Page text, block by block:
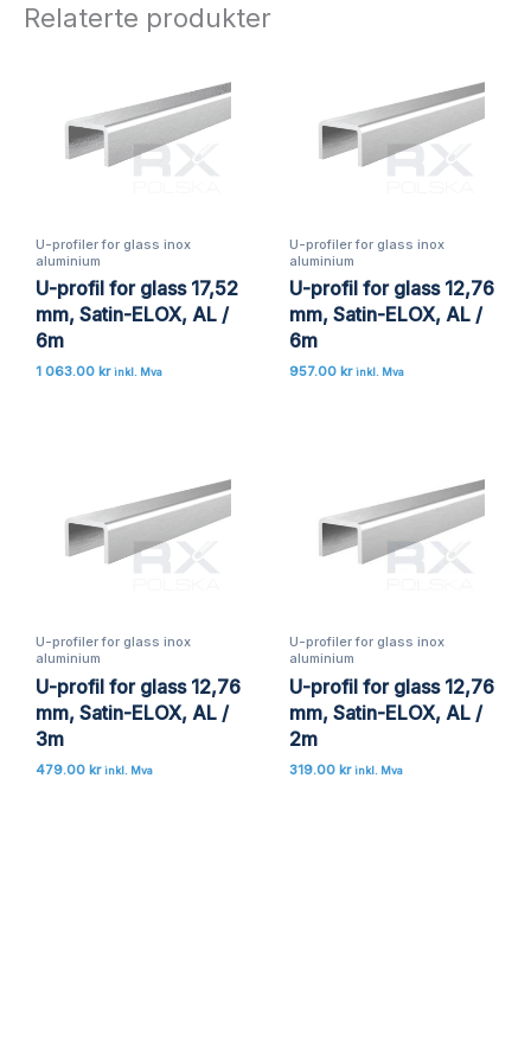
Relaterte produkter
U-profiler for glass inox
aluminium
U-profil for glass 17,52
mm, Satin-ELOX, AL /
6m
1 063.00 kr inkl. Mva
U-profiler for glass inox
aluminium
U-profil for glass 12,76
mm, Satin-ELOX, AL /
6m
957.00 kr inkl. Mva
U-profiler for glass inox
aluminium
U-profil for glass 12,76
mm, Satin-ELOX, AL /
3m
479.00 kr inkl. Mva
U-profiler for glass inox
aluminium
U-profil for glass 12,76
mm, Satin-ELOX, AL /
2m
319.00 kr inkl. Mva